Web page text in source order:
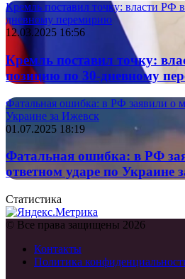
Кремль поставил точку: власти РФ
дневному перемирию
12.03.2025 16:56
Кремль поставил точку:
позицию по 30-дневному
Фатальная ошибка: в РФ заявили о
Украине за Ижевск
01.07.2025 18:19
Фатальная ошибка: в РФ
ответном ударе по Украине
Статистика
© Все права защищены 2026
Контакты
Политика